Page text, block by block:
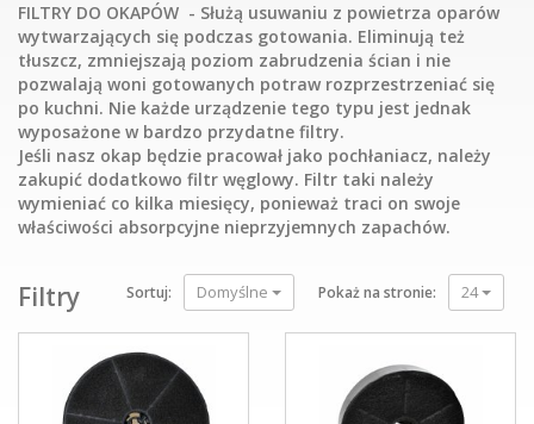
FILTRY DO OKAPÓW - Służą usuwaniu z powietrza oparów
wytwarzających się podczas gotowania. Eliminują też
tłuszcz, zmniejszają poziom zabrudzenia ścian i nie
pozwalają woni gotowanych potraw rozprzestrzeniać się
po kuchni. Nie każde urządzenie tego typu jest jednak
wyposażone w bardzo przydatne filtry.
Jeśli nasz okap będzie pracował jako pochłaniacz, należy
zakupić dodatkowo filtr węglowy. Filtr taki należy
wymieniać co kilka miesięcy, ponieważ traci on swoje
właściwości absorpcyjne nieprzyjemnych zapachów.
Filtry Sortuj: Domyślne Pokaż na stronie: 24